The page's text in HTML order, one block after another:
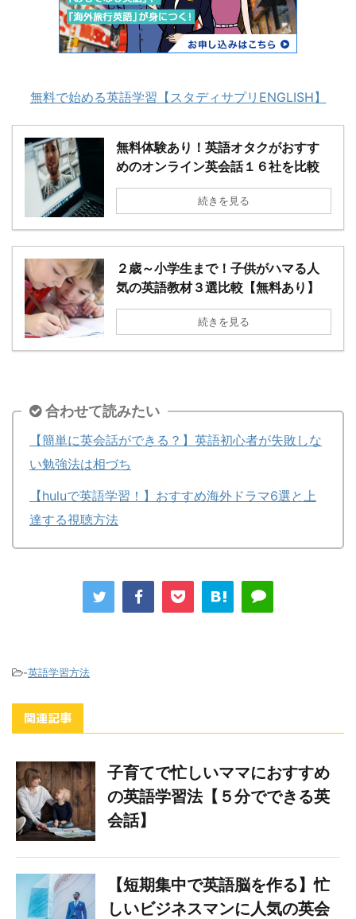
無料で始める英語学習【スタディサプリENGLISH】
無料体験あり！英語オタクがおすす
めのオンライン英会話１６社を比較
続きを見る
２歳～小学生まで！子供がハマる人
気の英語教材３選比較【無料あり】
続きを見る
合わせて読みたい
【簡単に英会話ができる？】英語初心者が失敗しな
い勉強法は相づち
【huluで英語学習！】おすすめ海外ドラマ6選と上
達する視聴方法
-英語学習方法
関連記事
子育てで忙しいママにおすすめ
の英語学習法【５分でできる英
会話】
【短期集中で英語脳を作る】忙
しいビジネスマンに人気の英会